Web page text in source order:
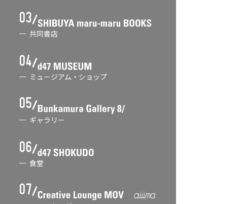
共同書店
ミュージアム・ショップ
ギャラリー
食堂